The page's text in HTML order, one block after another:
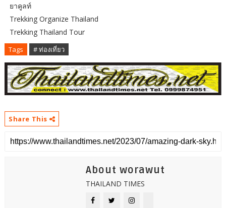
ยาคูลท์
Trekking Organize Thailand
Trekking Thailand Tour
Tags # ท่องเที่ยว
Share This
About worawut
THAILAND TIMES